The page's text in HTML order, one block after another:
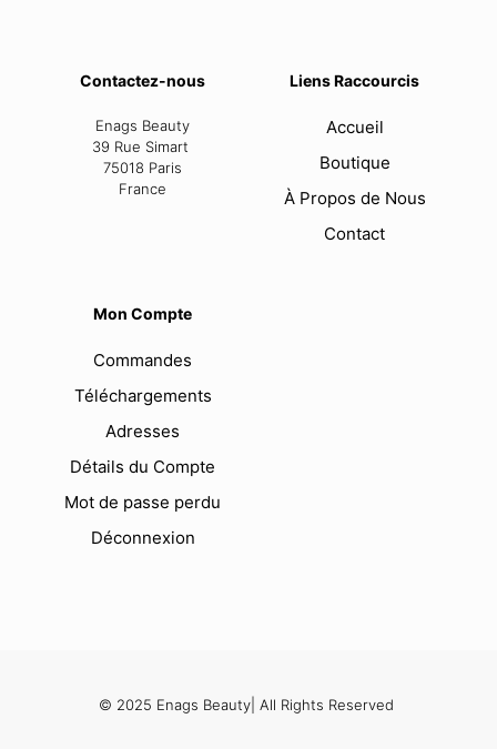
Contactez-nous
Enags Beauty
39 Rue Simart
75018 Paris
France
Liens Raccourcis
Accueil
Boutique
À Propos de Nous
Contact
Mon Compte
Commandes
Téléchargements
Adresses
Détails du Compte
Mot de passe perdu
Déconnexion
© 2025 Enags Beauty| All Rights Reserved